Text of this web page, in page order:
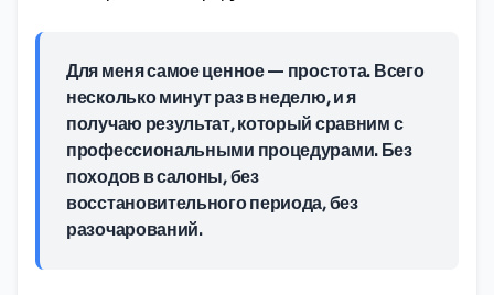
Для меня самое ценное — простота. Всего
несколько минут раз в неделю, и я
получаю результат, который сравним с
профессиональными процедурами. Без
походов в салоны, без
восстановительного периода, без
разочарований.